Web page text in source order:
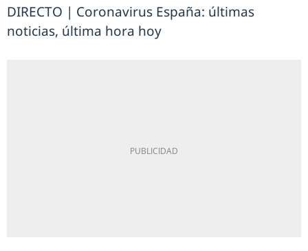
DIRECTO | Coronavirus España: últimas
noticias, última hora hoy